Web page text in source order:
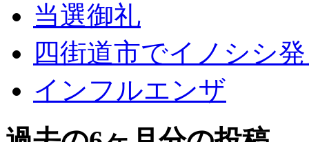
当選御礼
四街道市でイノシシ
インフルエンザ